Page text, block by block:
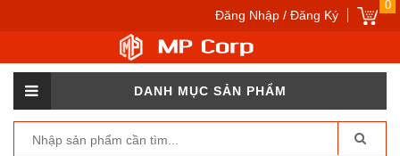
0
Đăng Nhập / Đăng Ký
DANH MỤC SẢN PHẨM